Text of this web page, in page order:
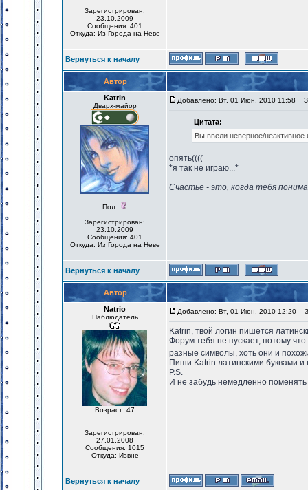
Зарегистрирован:
23.10.2009
Сообщения: 401
Откуда: Из Города на Неве
Вернуться к началу
Автор
Katrin
Дварх-майор
Пол:
Зарегистрирован:
23.10.2009
Сообщения: 401
Откуда: Из Города на Неве
Добавлено: Вт, 01 Июн, 2010 11:58
Цитата:
Вы ввели неверное/
опять((((
*я так не играю...*
Счастье - это, когда тебя
Вернуться к началу
Автор
Natrio
Наблюдатель
Возраст: 47
Зарегистрирован:
27.01.2008
Сообщения: 1015
Откуда: Извне
Добавлено: Вт, 01 Июн, 2010 12:20
Katrin, твой логин пишется
Форум тебя не пускает, потому
разные символы, хоть они и
Пиши Katrin латинскими буквами и
P.S.
И не забудь немедленно
Вернуться к началу